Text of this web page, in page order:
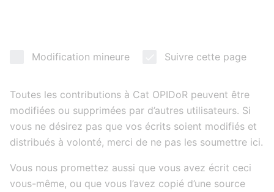
Modification mineure Suivre cette page
Toutes les contributions à Cat OPIDoR peuvent être
modifiées ou supprimées par d’autres utilisateurs. Si
vous ne désirez pas que vos écrits soient modifiés et
distribués à volonté, merci de ne pas les soumettre ici.
Vous nous promettez aussi que vous avez écrit ceci
vous-même, ou que vous l’avez copié d’une source